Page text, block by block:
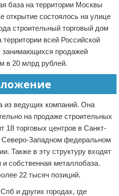
база на территории Москвы
открытие состоялось на улице
строительный торговый дом
всей Российской
занимающихся продажей
в 20 млрд рублей.
из ведущих компаний. Она
на продаже строительных
18 торговых центров в Санкт-
Северо-Западном федеральном
Также в эту структуру входят
собственная металлобаза.
22 тысяч позиций.
и других городах, где